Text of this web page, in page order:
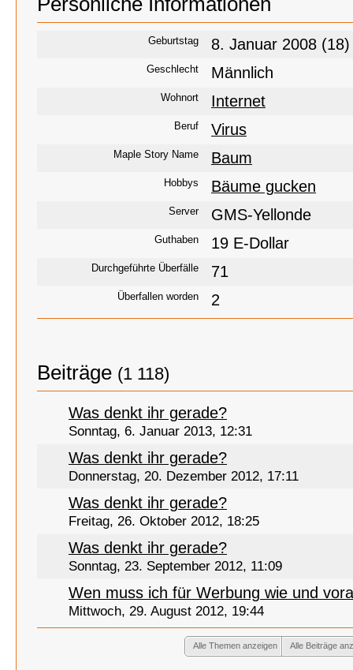
Geburtstag 8. Januar 2008 (18)
Geschlecht Männlich
Wohnort Internet
Beruf Virus
Maple Story Name Baum
Hobbys Bäume gucken
Server GMS-Yellonde
Guthaben 19 E-Dollar
Durchgeführte Überfälle 71
Überfallen worden 2
Beiträge (1 118)
Was denkt ihr gerade?
Sonntag, 6. Januar 2013, 12:31
Was denkt ihr gerade?
Donnerstag, 20. Dezember 2012, 17:11
Was denkt ihr gerade?
Freitag, 26. Oktober 2012, 18:25
Was denkt ihr gerade?
Sonntag, 23. September 2012, 11:09
Wen muss ich für Werbung wie und
Mittwoch, 29. August 2012, 19:44
Alle Beiträge
Alle Themen anzeigen